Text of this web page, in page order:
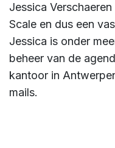
Jessica
Scale en dus een
Jessica is onder
beheer van de
kantoor in
mails.